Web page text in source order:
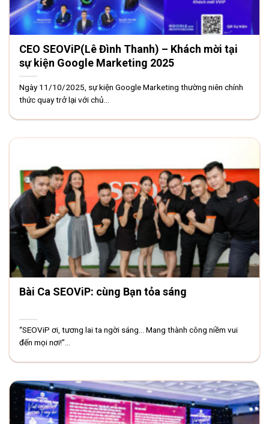
CEO SEOViP(Lê Đình Thanh) – Khách mời tại
sự kiện Google Marketing 2025
Ngày 11/10/2025, sự kiện Google Marketing thường niên chính
thức quay trở lại với chủ...
Bài Ca SEOViP: cùng Bạn tỏa sáng
“SEOViP ơi, tương lai ta ngời sáng… Mang thành công niềm vui
đến mọi nơi!”...